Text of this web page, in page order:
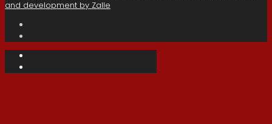
and development by Zalle